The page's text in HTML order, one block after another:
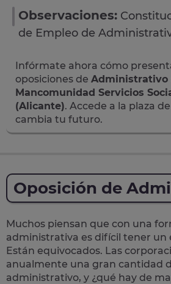
Observaciones:
de Empleo de
Infórmate ahora cómo
oposiciones de Administrativo
Mancomunidad Servicios
(Alicante). Accede a la plaza de
cambia tu futuro.
Oposición de
Muchos piensan que con una
administrativa es difícil tener un
Están equivocados. Las
anualmente una gran cantidad
administrativo, y ¿qué hay de